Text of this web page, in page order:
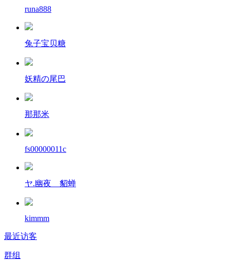
runa888
兔子宝贝糖
妖精の尾巴
那那米
fs00000011c
ヤ.幽夜ゝ貂蝉
kimmm
最近访客
群组